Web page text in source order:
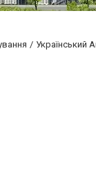
Український